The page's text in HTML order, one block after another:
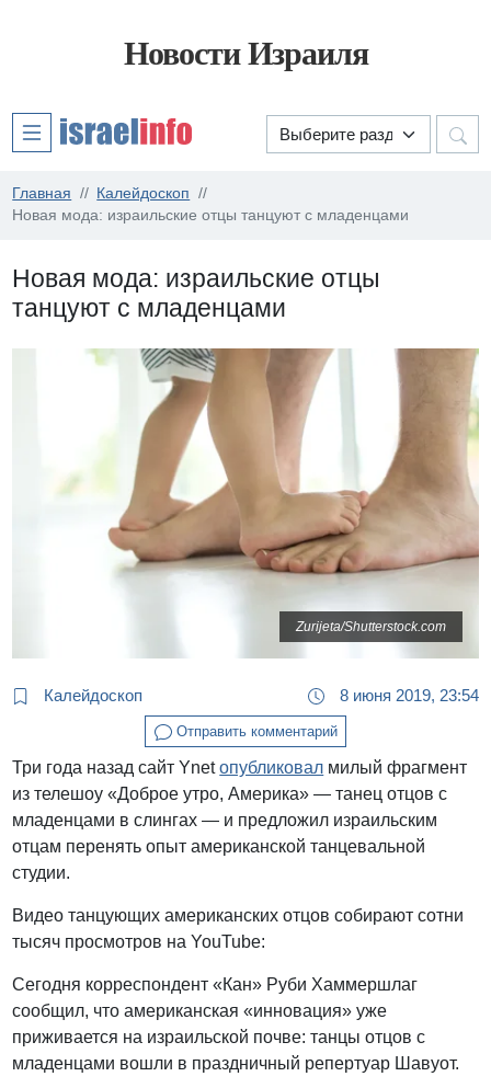
Новости Израиля
Главная
Калейдоскоп
Новая мода: израильские отцы танцуют с младенцами
Новая мода: израильские отцы
танцуют с младенцами
Zurijeta/Shutterstock.com
Калейдоскоп 8 июня 2019, 23:54
Отправить комментарий
Три года назад сайт Ynetопубликовал милый фрагмент
из телешоу «Доброе утро, Америка» — танец отцов с
младенцами в слингах — и предложил израильским
отцам перенять опыт американской танцевальной
студии.
Видео танцующих американских отцов собирают сотни
тысяч просмотров на YouTube:
Сегодня корреспондент «Кан» Руби Хаммершлаг
сообщил, что американская «инновация» уже
приживается на израильской почве: танцы отцов с
младенцами вошли в праздничный репертуар Шавуот.